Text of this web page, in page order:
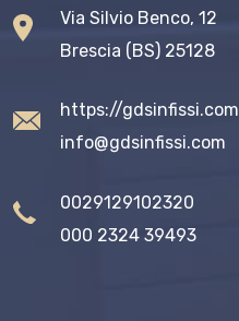
Via Silvio Benco, 12
Brescia (BS) 25128
https://gdsinfissi.com
info@gdsinfissi.com
0029129102320
000 2324 39493